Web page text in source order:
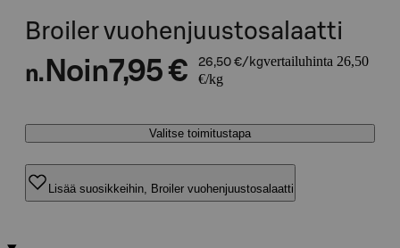
Broiler vuohenjuustosalaatti
n. Noin7,95 € 26,50 €/kgvertailuhinta 26,50
€/kg
Valitse toimitustapa
Lisää suosikkeihin, Broiler vuohenjuustosalaatti